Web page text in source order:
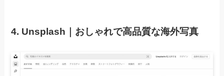
4. Unsplash｜おしゃれで高品質な海外写真